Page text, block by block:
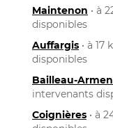
Maintenon • à
disponibles
Auffargis • à
disponibles
Bailleau-
intervenants
Coignières • à